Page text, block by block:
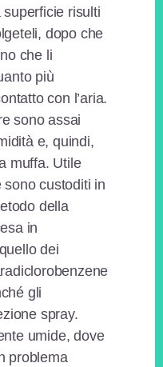
risulti
dopo che
che li
più
con l’aria.
sono assai
e, quindi,
muffa. Utile
custoditi in
della
in
dei
gli
spray.
umide, dove
problema